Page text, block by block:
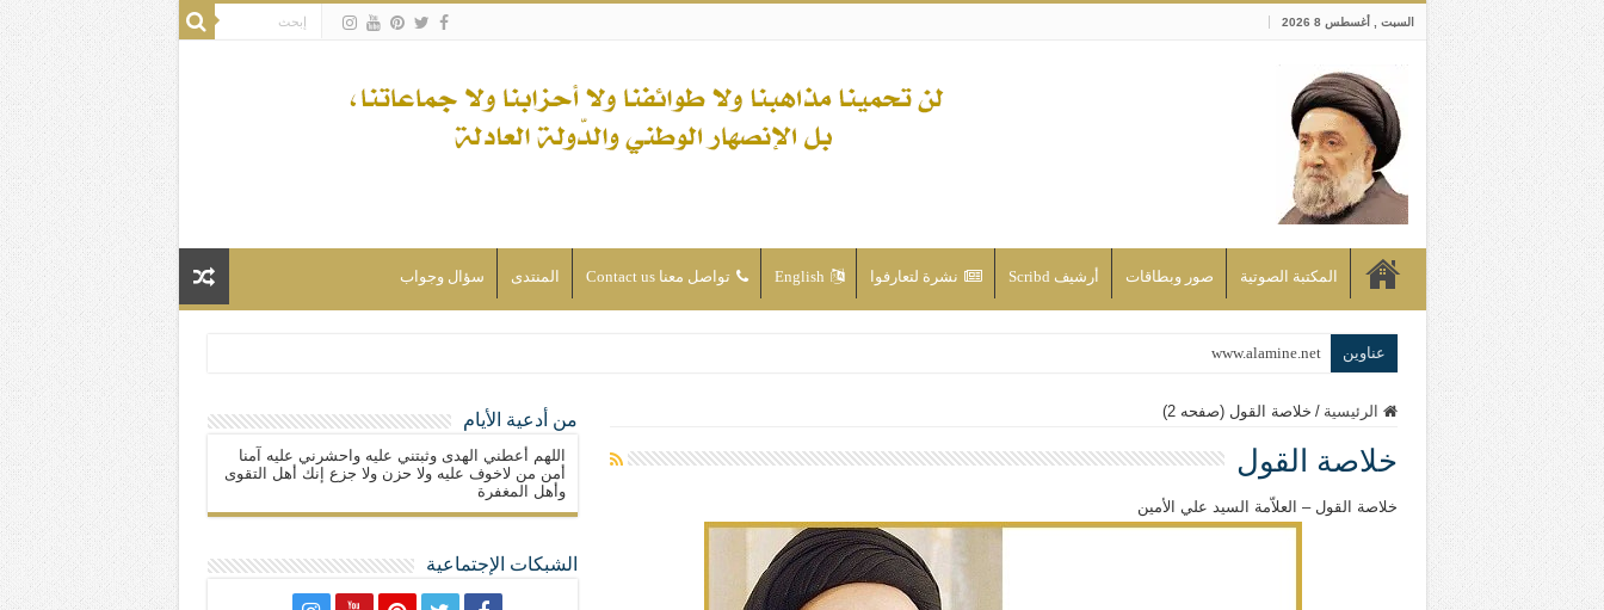
السبت , أغسطس 8 2026
المكتبة الصوتية صور وبطاقات أرشيف Scribd نشرة لتعارفوا English تواصل معنا Contact us المنتدى سؤال وجواب
عناوين www.alamine.net
إذا كان التسنن هو الإيمان بسنة رسول الله ( صلى الله عليه وآله) فكلّ المسلمين سنّة والتشيّع إن كان حب أهل البيت (عليهم السلام) فكلّ المسلمين شيعة.
علاقات المذاهب والأديان لا يجوز أن تكون على حساب الأوطان
لن تحمينا مذاهبنا ولا طوائفنا ولا أحزابنا ولا جماعاتنا، بل الإنصهار الوطني والدولة العادلة
ليست المنفعة تأتي من إسلامية النّظام كما لا تأتي المضرة من مسيحية النظام
الرئيسية / خلاصة القول (صفحه 2)
خلاصة القول
خلاصة القول – العلاّمة السيد علي الأمين
من أدعية الأيام
اللهم أعطني الهدى وثبتني عليه واحشرني عليه آمنا
أمن من لاخوف عليه ولا حزن ولا جزع إنك أهل التقوى
وأهل المغفرة
الشبكات الإجتماعية